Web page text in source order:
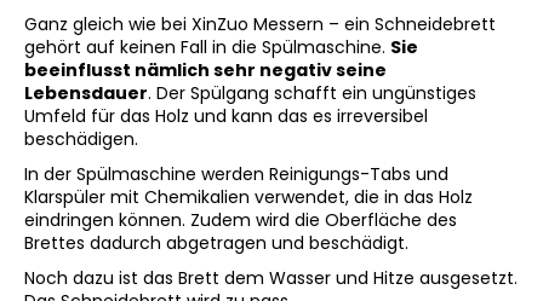
Ganz gleich wie bei XinZuo Messern – ein Schneidebrett
gehört auf keinen Fall in die Spülmaschine. Sie
beeinflusst nämlich sehr negativ seine
Lebensdauer. Der Spülgang schafft ein ungünstiges
Umfeld für das Holz und kann das es irreversibel
beschädigen.
In der Spülmaschine werden Reinigungs-Tabs und
Klarspüler mit Chemikalien verwendet, die in das Holz
eindringen können. Zudem wird die Oberfläche des
Brettes dadurch abgetragen und beschädigt.
Noch dazu ist das Brett dem Wasser und Hitze ausgesetzt.
e
n